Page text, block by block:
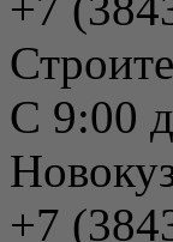
С 9:00
+7